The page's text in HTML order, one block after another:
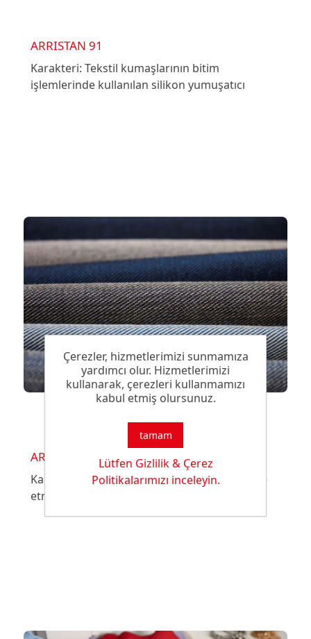
ARRISTAN 91
Karakteri: Tekstil kumaşlarının bitim
işlemlerinde kullanılan silikon yumuşatıcı
ARRISTAN AC 54 FF
Karakteri: Tuşe ve yüzey özelliklerini modifiye
etmek için kullanılan apre malzemesi
Çerezler, hizmetlerimizi sunmamıza
yardımcı olur. Hizmetlerimizi
kullanarak, çerezleri kullanmamızı
kabul etmiş olursunuz.
tamam
Lütfen Gizlilik & Çerez
Politikalarımızı inceleyin.